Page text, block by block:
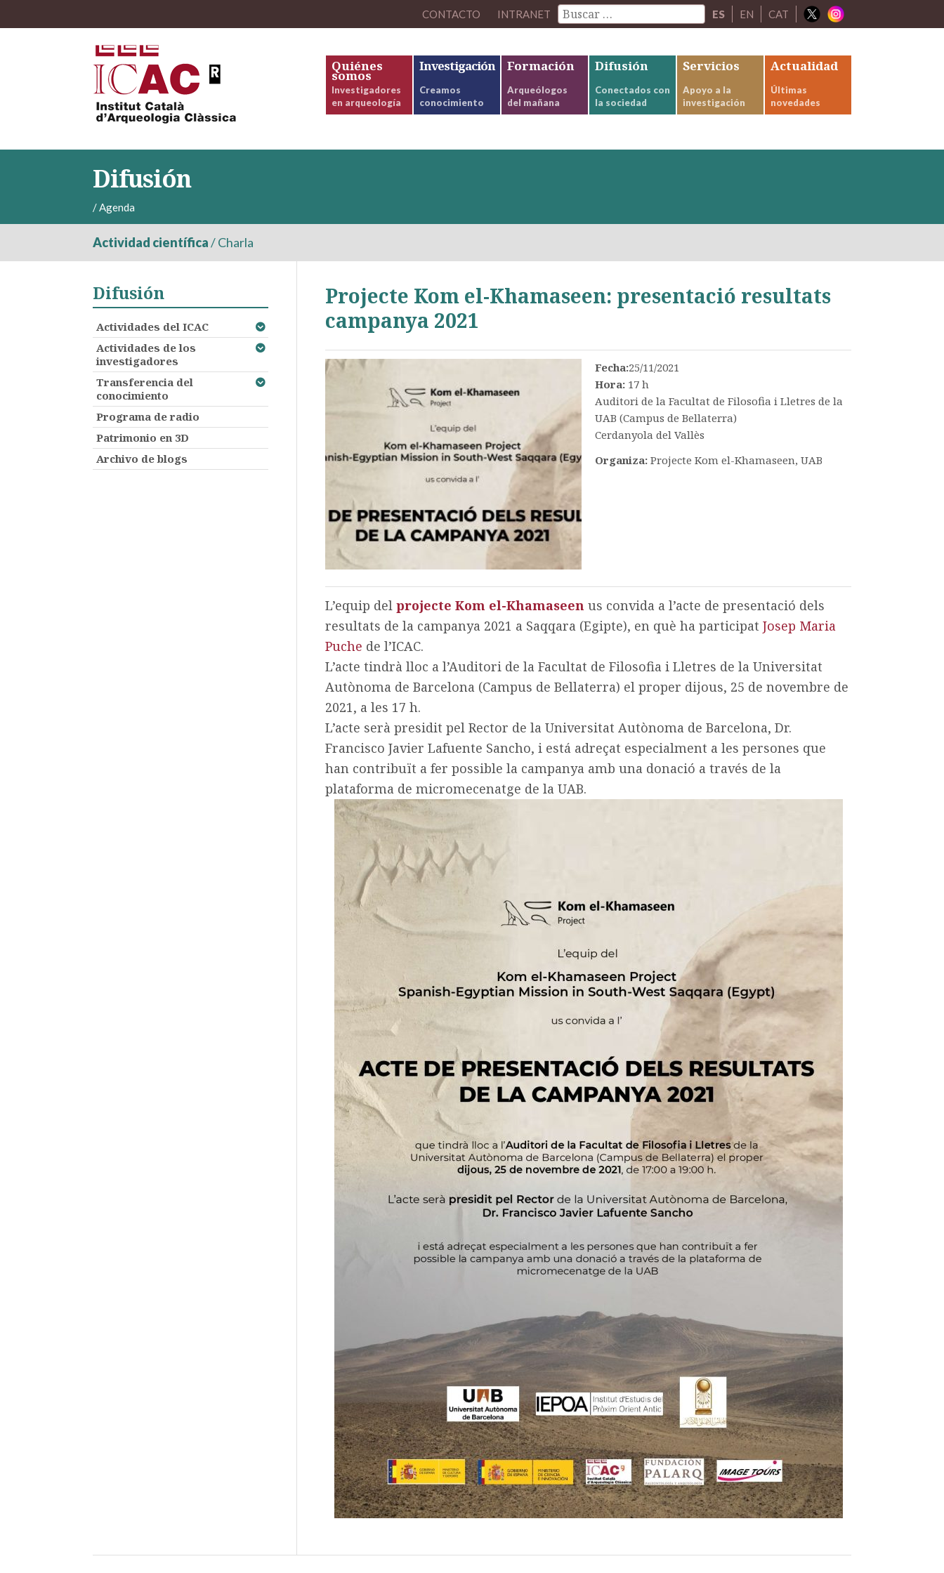
CONTACTO INTRANET ES EN CAT
Quiénes
somos
Investigadores
en arqueología
Investigación
Creamos
conocimiento
Formación
Arqueólogos
del mañana
Difusión
Conectados con
la sociedad
Servicios
Apoyo a la
investigación
Actualidad
Últimas
novedades
Difusión
/Agenda
Actividad científica/Charla
Projecte Kom el-Khamaseen: presentació resultats
campanya 2021
Fecha:25/11/2021
Hora: 17 h
Auditori de la Facultat de Filosofia i Lletres de la
UAB (Campus de Bellaterra)
Cerdanyola del Vallès
Organiza:Projecte Kom el-Khamaseen, UAB
L’equip del projecte Kom el-Khamaseen us convida a l’acte de presentació dels
resultats de la campanya 2021 a Saqqara (Egipte), en què ha participat Josep Maria
Puche de l’ICAC.
L’acte tindrà lloc a l’Auditori de la Facultat de Filosofia i Lletres de la Universitat
Autònoma de Barcelona (Campus de Bellaterra) el proper dijous, 25 de novembre de
2021, a les 17 h.
L’acte serà presidit pel Rector de la Universitat Autònoma de Barcelona, Dr.
Francisco Javier Lafuente Sancho, i está adreçat especialment a les persones que
han contribuït a fer possible la campanya amb una donació a través de la
plataforma de micromecenatge de la UAB.
Difusión
Actividades del ICAC
Actividades de los
investigadores
Transferencia del
conocimiento
Programa de radio
Patrimonio en 3D
Archivo de blogs